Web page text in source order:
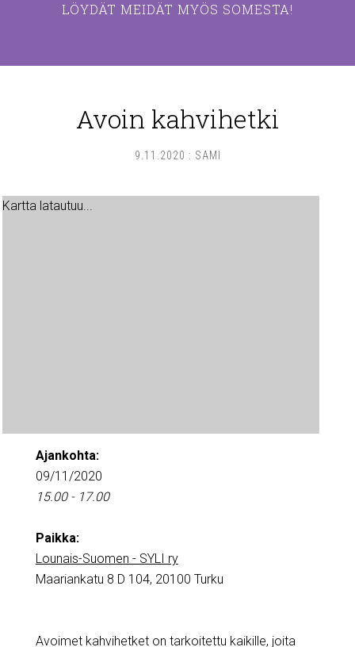
LÖYDÄT MEIDÄT MYÖS SOMESTA!
Avoin kahvihetki
9.11.2020 : SAMI
Kartta latautuu...
Ajankohta:
09/11/2020
15.00 - 17.00
Paikka:
Lounais-Suomen - SYLI ry
Maariankatu 8 D 104, 20100 Turku
Avoimet kahvihetket on tarkoitettu kaikille, joita